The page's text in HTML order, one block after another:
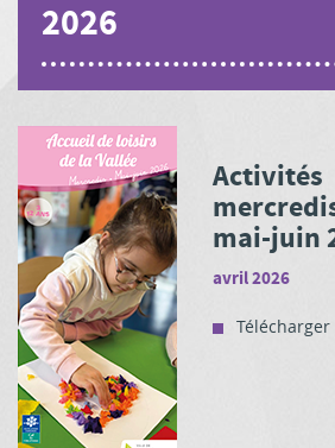
2026
Activités
mai-juin
avril 2026
Télécharger